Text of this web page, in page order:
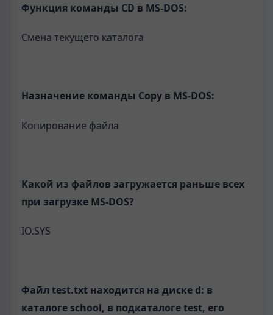
Функция команды CD в MS-DOS:
Смена текущего каталога
Назначение команды Copy в MS-DOS:
Копирование файла
Какой из файлов загружается раньше всех
при загрузке MS-DOS?
IO.SYS
Файл test.txt находится на диске d: в
каталоге school, в подкаталоге test, его